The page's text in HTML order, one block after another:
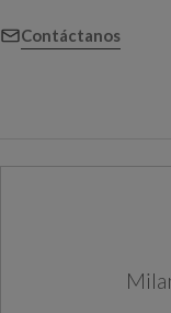
Contáctanos